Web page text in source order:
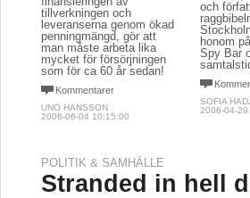
tillverkningen och
leveranserna genom ökad
penningmängd, gör att
man måste arbeta lika
mycket för försörjningen
som för ca 60 år sedan!
Kommentarer
UNO HANSSON
2006-06-04 10:15:00
och
honom
Spy Bar
SOFIA
2006-04-29
POLITIK & SAMHÄLLE
Stranded in hell